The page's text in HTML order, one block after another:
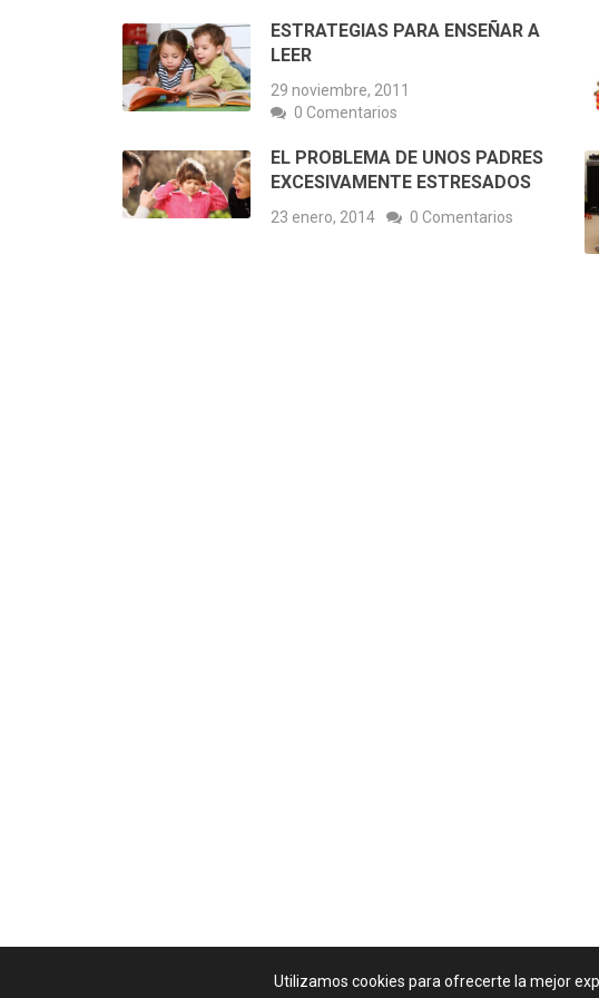
ESTRATEGIAS PARA ENSEÑAR A
LEER
29 noviembre, 2011
0 Comentarios
EL PROBLEMA DE UNOS PADRES
EXCESIVAMENTE ESTRESADOS
23 enero, 2014 0 Comentarios
Utilizamos cookies para ofrecerte la mejor